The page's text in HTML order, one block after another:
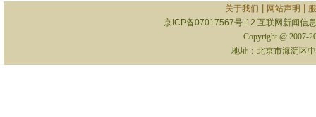
关于我们 网站声明
京ICP备07017567号-12 互联网新闻信
Copyright @ 2007-
地址：北京市海淀区